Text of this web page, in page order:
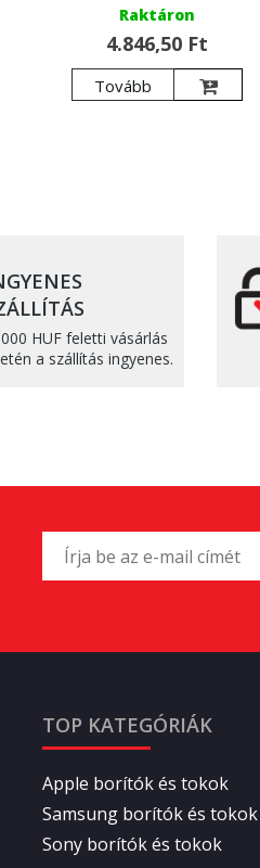
Raktáron
4.846,50 Ft
Tovább
HUF feletti vásárlás
a szállítás ingyenes.
TOP KATEGÓRIÁK
Apple borítók és tokok
Samsung borítók és tokok
Sony borítók és tokok